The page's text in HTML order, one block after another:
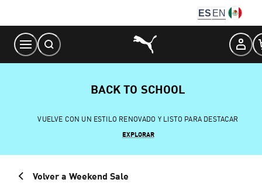
Content
ES EN
BACK TO SCHOOL
VUELVE CON UN ESTILO RENOVADO Y LISTO PARA DESTACAR
EXPLORAR
Volver a Weekend Sale